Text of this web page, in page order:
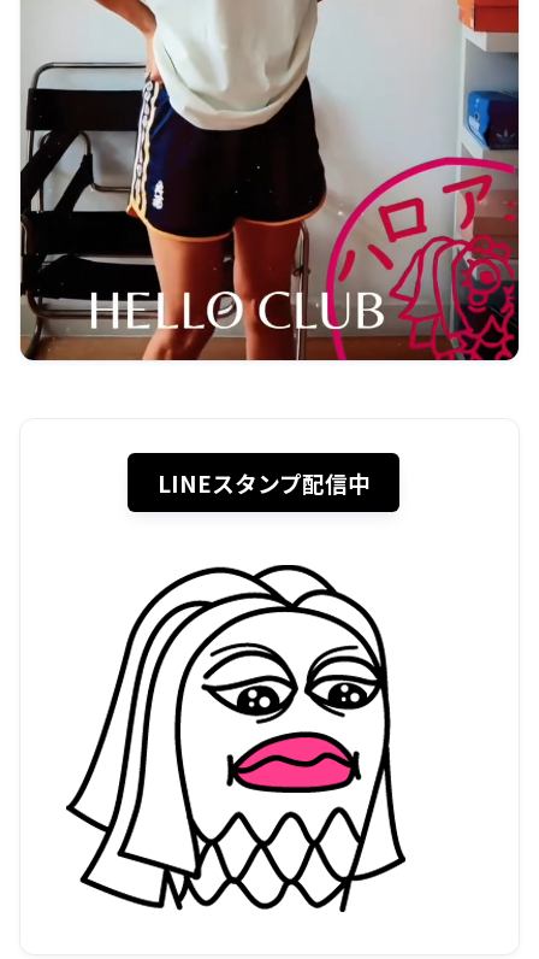
LINEスタンプ配信中